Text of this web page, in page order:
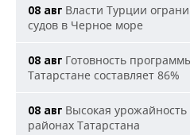
08 авг Власти Турции
судов в Черное море
08 авг Готовность
Татарстане составляет 86%
08 авг Высокая урожайность
районах Татарстана